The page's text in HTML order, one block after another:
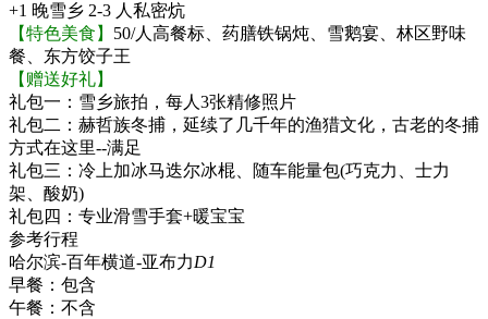
+1 晚雪乡 2-3 人私密炕
【特色美食】 50/人高餐标、药膳铁锅炖、雪鹅宴、林区野味
餐、东方饺子王
【赠送好礼】
礼包一：雪乡旅拍，每人3张精修照片
礼包二：赫哲族冬捕，延续了几千年的渔猎文化，古老的冬捕
方式在这里--满足
礼包三：冷上加冰马迭尔冰棍、随车能量包(巧克力、士力
架、酸奶)
礼包四：专业滑雪手套+暖宝宝
参考行程
哈尔滨-百年横道-亚布力D1
早餐： 包含
午餐： 不含